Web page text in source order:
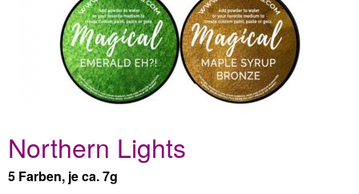
Northern Lights
5 Farben, je ca. 7g